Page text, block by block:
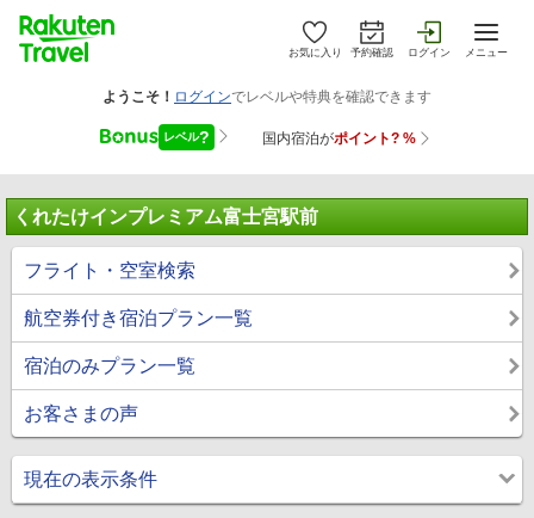
お気に入り 予約確認 ログイン メニュー
くれたけインプレミアム富士宮駅前
フライト・空室検索
航空券付き宿泊プラン一覧
宿泊のみプラン一覧
お客さまの声
現在の表示条件